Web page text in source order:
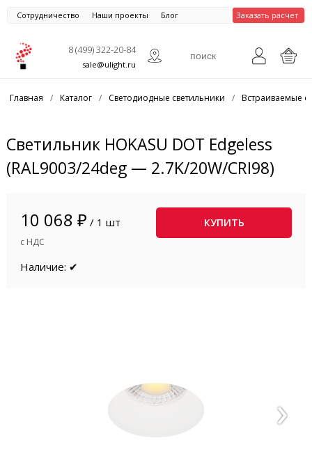
Сотрудничество Наши проекты Блог Заказать расчет
8 (499) 322-20-84
sale@ulight.ru
Главная / Каталог / Светодиодные светильники / Встраиваемые
Светильник HOKASU DOT Edgeless
(RAL9003/24deg — 2.7K/20W/CRI98)
10 068 ₽ / 1 шт
с НДС
КУПИТЬ
Наличие: ✔